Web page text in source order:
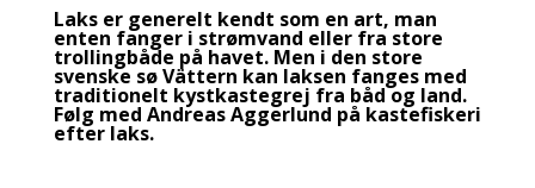
Laks er generelt kendt som en art, man
enten fanger i strømvand eller fra store
trollingbåde på havet. Men i den store
svenske sø Vättern kan laksen fanges med
traditionelt kystkastegrej fra båd og land.
Følg med Andreas Aggerlund på kastefiskeri
efter laks.